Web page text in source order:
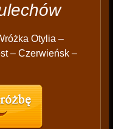
Otylia –
– Czerwieńsk –